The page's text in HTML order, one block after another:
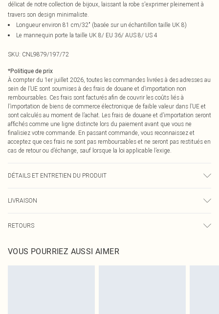
délicat de notre collection de bijoux, laissant la robe s'exprimer pleinement à
travers son design minimaliste.
Longueur environ 81 cm/32" (basée sur un échantillon taille UK 8)
Le mannequin porte la taille UK 8/ EU 36/ AUS 8/ US 4
SKU: CNL9879/197/72
*Politique de prix
À compter du 1er juillet 2026, toutes les commandes livrées à des adresses au
sein de l’UE sont soumises à des frais de douane et d’importation non
remboursables. Ces frais sont facturés afin de couvrir les coûts liés à
l’importation de biens de commerce électronique de faible valeur dans l’UE et
sont calculés au moment de l’achat. Les frais de douane et d’importation seront
affichés comme une ligne distincte lors du paiement avant que vous ne
finalisiez votre commande. En passant commande, vous reconnaissez et
acceptez que ces frais ne sont pas remboursables et ne seront pas restitués en
cas de retour ou d’échange, sauf lorsque la loi applicable l’exige.
DÉTAILS ET ENTRETIEN DU PRODUIT
couleur peuvent se produire.
LIVRAISON
Livraison express France
Jusqu'à 2-3 jours ouvrables
RETOURS
pour nous retourner un article.
Veuillez noter que nous ne pouvons pas rembourser les masques tendance, les
VOUS POURRIEZ AUSSI AIMER